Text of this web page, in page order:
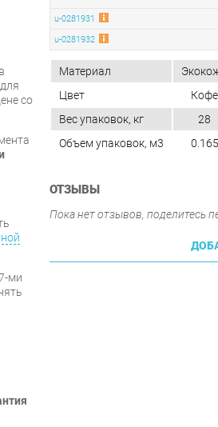
u-0281931
u-0281932
со
ми
Материал
Цвет
Кофе
Вес упаковок, кг
28
Объем упаковок, м3
0.165
ОТЗЫВЫ
Пока нет отзывов, поделитесь